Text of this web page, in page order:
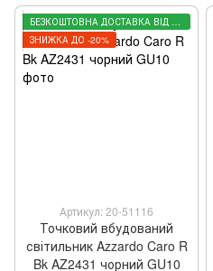
БЕЗКОШТОВНА ДОСТАВКА ВІД 3000 ГРН
ЗНИЖКА ДО -20%
Артикул: 20-51116
Точковий вбудований
світильник Azzardo Caro R
Bk AZ2431 чорний GU10